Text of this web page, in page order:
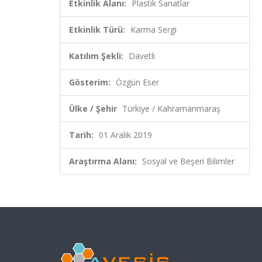
Etkinlik Alanı: Plastik Sanatlar
Etkinlik Türü: Karma Sergi
Katılım Şekli: Davetli
Gösterim: Özgün Eser
Ülke / Şehir Türkiye / Kahramanmaraş
Tarih: 01 Aralık 2019
Araştırma Alanı: Sosyal ve Beşeri Bilimler